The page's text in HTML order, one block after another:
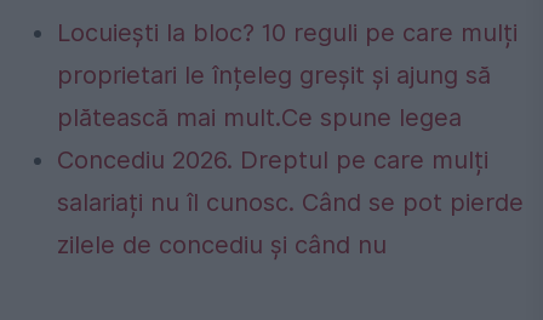
Locuiești la bloc? 10 reguli pe care mulți
proprietari le înțeleg greșit și ajung să
plătească mai mult.Ce spune legea
Concediu 2026. Dreptul pe care mulți
salariați nu îl cunosc. Când se pot pierde
zilele de concediu și când nu